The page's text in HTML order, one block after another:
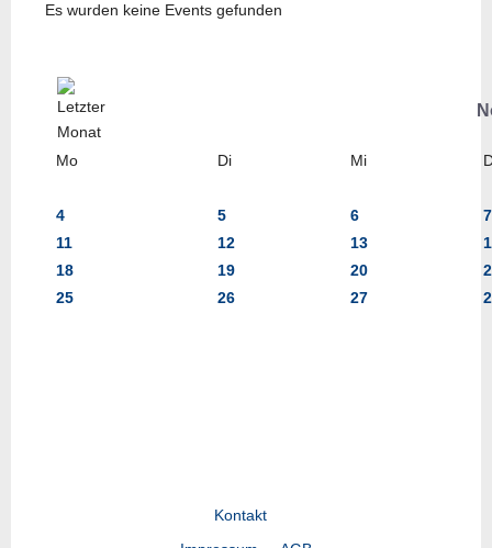
Es wurden keine Events gefunden
Mo Di Mi
4 5 6
7
11
12 13
18
19 20
25
26 27
Kontakt